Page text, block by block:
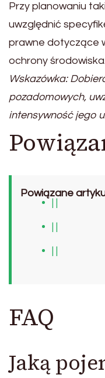
Przy planowaniu
uwzględnić
prawne dotyczące
ochrony środowiska.
Wskazówka:
pozadomowych,
intensywność jego
Powiązane
FAQ
Jaką